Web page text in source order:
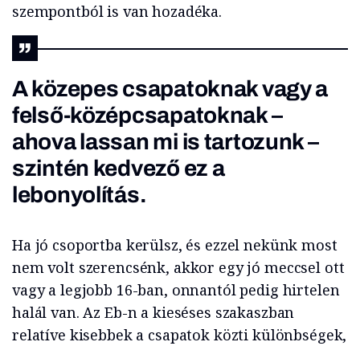
szempontból is van hozadéka.
A közepes csapatoknak vagy a
felső-középcsapatoknak –
ahova lassan mi is tartozunk –
szintén kedvező ez a
lebonyolítás.
Ha jó csoportba kerülsz, és ezzel nekünk most
nem volt szerencsénk, akkor egy jó meccsel ott
vagy a legjobb 16-ban, onnantól pedig hirtelen
halál van. Az Eb-n a kieséses szakaszban
relatíve kisebbek a csapatok közti különbségek,